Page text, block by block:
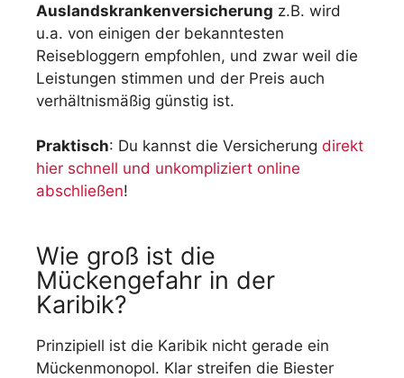
Auslandskrankenversicherung z.B. wird
u.a. von einigen der bekanntesten
Reisebloggern empfohlen, und zwar weil die
Leistungen stimmen und der Preis auch
verhältnismäßig günstig ist.
Praktisch: Du kannst die Versicherung direkt
hier schnell und unkompliziert online
abschließen!
Wie groß ist die
Mückengefahr in der
Karibik?
Prinzipiell ist die Karibik nicht gerade ein
Mückenmonopol. Klar streifen die Biester